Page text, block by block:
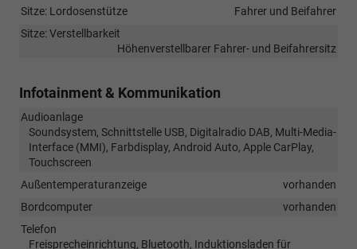
Sitze: Lordosenstütze
Fahrer und Beifahrer
Sitze: Verstellbarkeit
Höhenverstellbarer Fahrer- und Beifahrersitz
Infotainment & Kommunikation
Audioanlage
Soundsystem, Schnittstelle USB, Digitalradio DAB, Multi-Media-
Interface (MMI), Farbdisplay, Android Auto, Apple CarPlay,
Touchscreen
Außentemperaturanzeige
vorhanden
Bordcomputer
vorhanden
Telefon
Freisprecheinrichtung, Bluetooth, Induktionsladen für